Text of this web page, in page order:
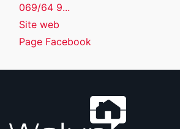
069/64 9...
Site web
Page Facebook